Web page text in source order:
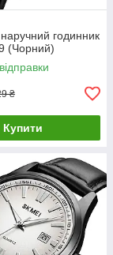
годинник
(Чорний)
₴
Купити